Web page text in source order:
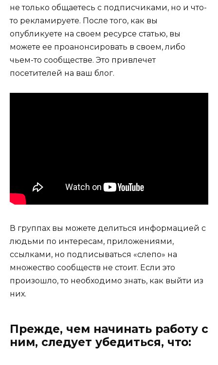
не только общаетесь с подписчиками, но и что-
то рекламируете. После того, как вы
опубликуете на своем ресурсе статью, вы
можете ее проанонсировать в своем, либо
чьем-то сообществе. Это привлечет
посетителей на ваш блог.
В группах вы можете делиться информацией с
людьми по интересам, приложениями,
ссылками, но подписываться «слепо» на
множество сообществ не стоит. Если это
произошло, то необходимо знать, как выйти из
них.
Прежде, чем начинать работу с
ним, следует убедиться, что: